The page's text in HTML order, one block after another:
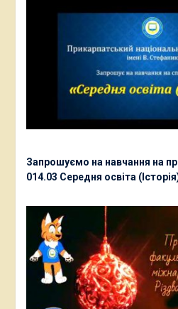
Запрошуємо на навчання на
014.03 Середня освіта